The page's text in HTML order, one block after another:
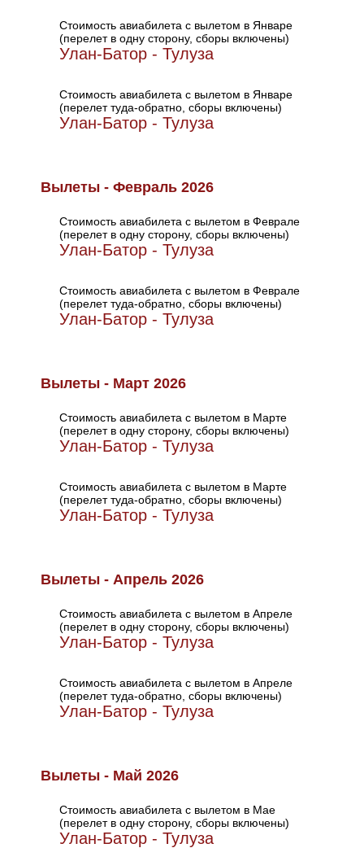
Стоимость авиабилета с вылетом в Январе
(перелет в одну сторону, сборы включены)
Улан-Батор - Тулуза
Стоимость авиабилета с вылетом в Январе
(перелет туда-обратно, сборы включены)
Улан-Батор - Тулуза
Вылеты - Февраль 2026
Стоимость авиабилета с вылетом в Феврале
(перелет в одну сторону, сборы включены)
Улан-Батор - Тулуза
Стоимость авиабилета с вылетом в Феврале
(перелет туда-обратно, сборы включены)
Улан-Батор - Тулуза
Вылеты - Март 2026
Стоимость авиабилета с вылетом в Марте
(перелет в одну сторону, сборы включены)
Улан-Батор - Тулуза
Стоимость авиабилета с вылетом в Марте
(перелет туда-обратно, сборы включены)
Улан-Батор - Тулуза
Вылеты - Апрель 2026
Стоимость авиабилета с вылетом в Апреле
(перелет в одну сторону, сборы включены)
Улан-Батор - Тулуза
Стоимость авиабилета с вылетом в Апреле
(перелет туда-обратно, сборы включены)
Улан-Батор - Тулуза
Вылеты - Май 2026
Стоимость авиабилета с вылетом в Мае
(перелет в одну сторону, сборы включены)
Улан-Батор - Тулуза